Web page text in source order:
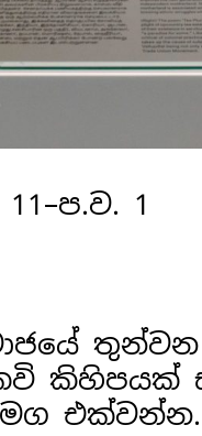
1
කිහිපයක්
එක්වන්න.